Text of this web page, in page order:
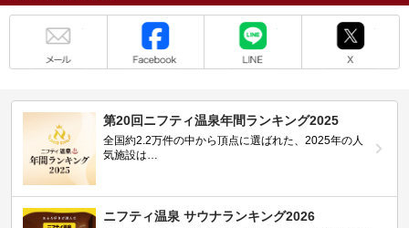
第20回ニフティ温泉年間ランキング2025
全国約2.2万件の中から頂点に選ばれた、2025年の人
気施設は…
ニフティ温泉 サウナランキング2026